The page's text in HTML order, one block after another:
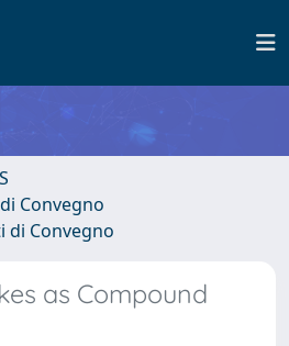
Convegno
di Convegno
as Compound